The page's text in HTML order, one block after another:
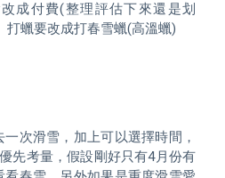
成付費(整理評估下來還是划
打蠟要改成打春雪蠟(高溫蠟)
次滑雪，加上可以選擇時間，
先考量，假設剛好只有4月份有